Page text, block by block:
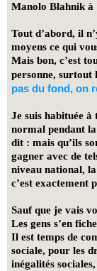
Manolo Blahnik à
Tout d’abord, il
moyens ce qui
Mais bon, c’est
personne, surtout
pas du fond, on
Je suis habituée à
normal pendant la
dit : mais qu’ils
gagner avec de
niveau national,
c’est exactement
Sauf que je vais
Les gens s’en
Il est temps de
sociale, pour les
inégalités